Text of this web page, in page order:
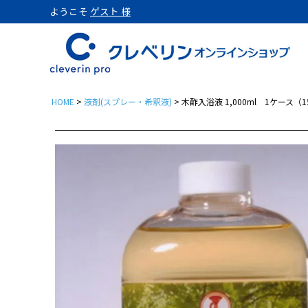
ようこそ ゲスト 様
クレベリンpro 置き型
クレベリンpro 置き型
クレベリンpro 置き型
クレベリンpro 置き型
パウチ
クレベリンpro パウチ
クレベリンproパウチ
HOME 液剤(スプレー・希釈液) 木酢入浴液 1,000ml 1ケース（